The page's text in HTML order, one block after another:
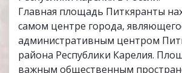
Главная площадь Питкяранты
самом центре города,
административным центром
района Республики Карелия.
важным общественным